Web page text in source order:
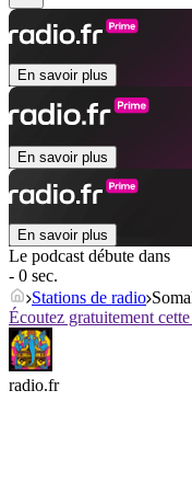
En savoir plus
En savoir plus
En savoir plus
Le podcast débute dans
- 0 sec.
Stations de radio
Écoutez gratuitement
radio.fr